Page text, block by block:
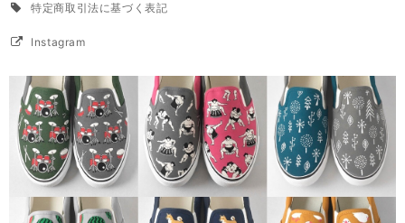
特定商取引法に基づく表記
Instagram